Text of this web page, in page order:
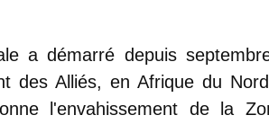
a démarré depuis
des Alliés, en Afrique du
l'envahissement de la